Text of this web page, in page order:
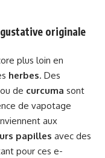
originale
plus loin en
herbes. Des
ou de curcuma sont
de vapotage
aux
papilles avec des
pour ces e-